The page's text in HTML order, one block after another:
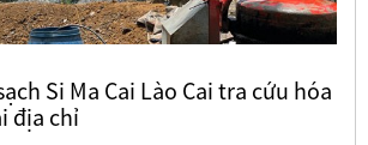
Si Ma Cai Lào Cai tra cứu hóa
địa chỉ